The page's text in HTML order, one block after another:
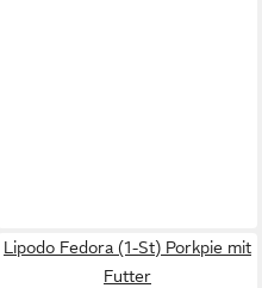
Lipodo Fedora (1-St) Porkpie mit
Futter